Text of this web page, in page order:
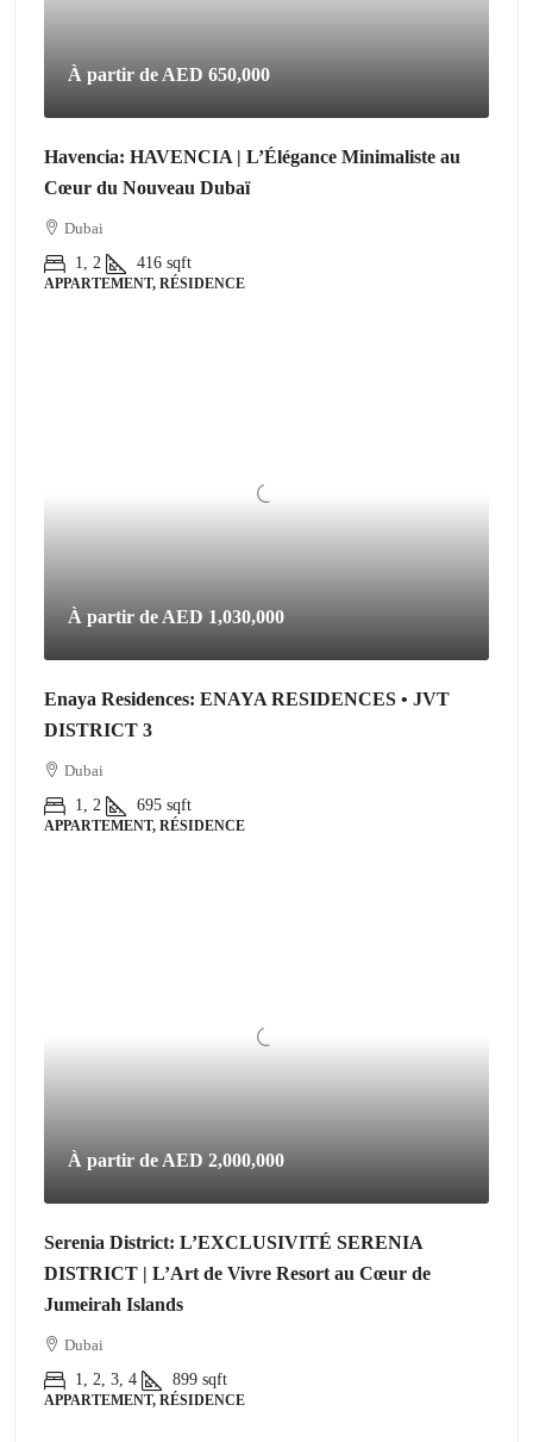
À partir de AED 650,000
Havencia: HAVENCIA | L’Élégance Minimaliste au
Cœur du Nouveau Dubaï
Dubai
1, 2
416 sqft
APPARTEMENT, RÉSIDENCE
À partir de AED 1,030,000
Enaya Residences: ENAYA RESIDENCES • JVT
DISTRICT 3
Dubai
1, 2
695 sqft
APPARTEMENT, RÉSIDENCE
À partir de AED 2,000,000
Serenia District: L’EXCLUSIVITÉ SERENIA
DISTRICT | L’Art de Vivre Resort au Cœur de
Jumeirah Islands
Dubai
1, 2, 3, 4
899 sqft
APPARTEMENT, RÉSIDENCE